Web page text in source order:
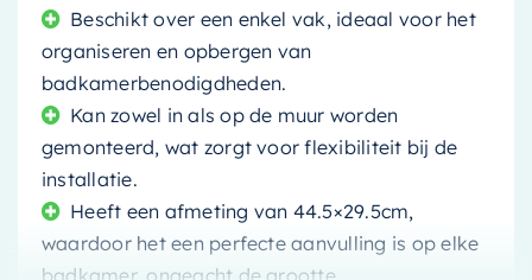
Beschikt over een enkel vak, ideaal voor het
organiseren en opbergen van
badkamerbenodigdheden.
Kan zowel in als op de muur worden
gemonteerd, wat zorgt voor flexibiliteit bij de
installatie.
Heeft een afmeting van 44.5×29.5cm,
waardoor het een perfecte aanvulling is op elke
badkamer, ongeacht de grootte.